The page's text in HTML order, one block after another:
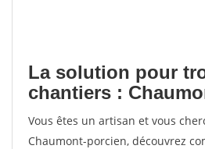
La solution pour
chantiers :
Vous êtes un artisan et vous
Chaumont-porcien, découvrez